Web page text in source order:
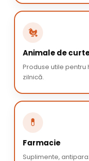
🐔
Animale de
Produse utile
zilnică.
💊
Farmacie
Suplimente,